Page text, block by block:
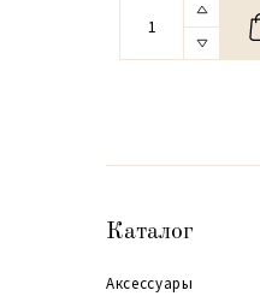
Каталог
Аксессуары